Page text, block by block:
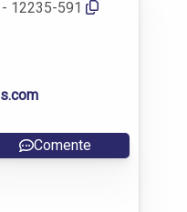
12235-591
Comente